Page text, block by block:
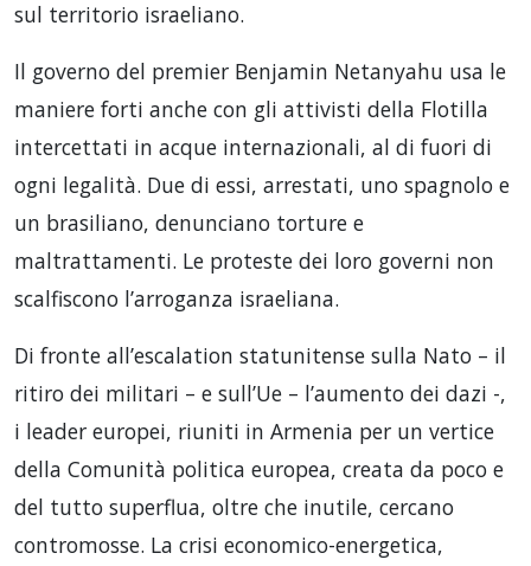
sul territorio israeliano.
Il governo del premier Benjamin Netanyahu usa le
maniere forti anche con gli attivisti della Flotilla
intercettati in acque internazionali, al di fuori di
ogni legalità. Due di essi, arrestati, uno spagnolo e
un brasiliano, denunciano torture e
maltrattamenti. Le proteste dei loro governi non
scalfiscono l’arroganza israeliana.
Di fronte all’escalation statunitense sulla Nato – il
ritiro dei militari – e sull’Ue – l’aumento dei dazi -,
i leader europei, riuniti in Armenia per un vertice
della Comunità politica europea, creata da poco e
del tutto superflua, oltre che inutile, cercano
contromosse. La crisi economico-energetica,